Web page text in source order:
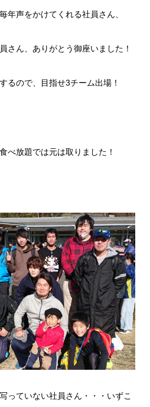
年声をかけてくれる社員さん、
さん、ありがとう御座いました！
るので、目指せ3チーム出場！
べ放題では元は取りました！
っていない社員さん・・・いずこ